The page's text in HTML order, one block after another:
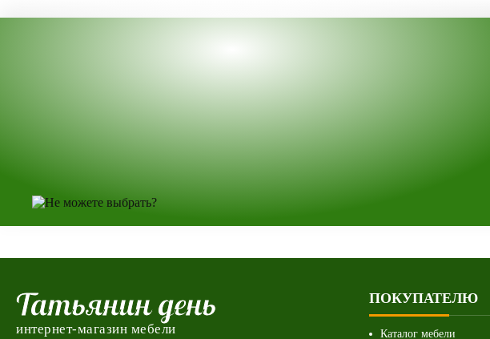
Татьянин день
интернет-магазин мебели
ПОКУПАТЕЛЮ
Каталог мебели